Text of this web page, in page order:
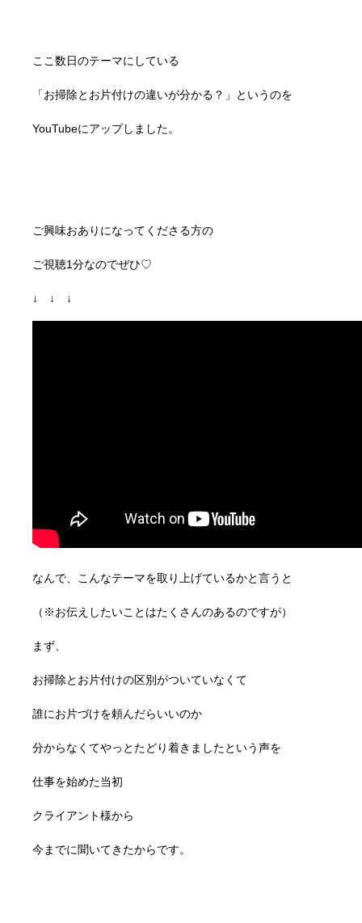
ここ数日のテーマにしている
「お掃除とお片付けの違いが分かる？」というのを
YouTubeにアップしました。
ご興味おありになってくださる方の
ご視聴1分なのでぜひ♡
↓ ↓ ↓
なんで、こんなテーマを取り上げているかと言うと
（※お伝えしたいことはたくさんのあるのですが）
まず、
お掃除とお片付けの区別がついていなくて
誰にお片づけを頼んだらいいのか
分からなくてやっとたどり着きましたという声を
仕事を始めた当初
クライアント様から
今までに聞いてきたからです。